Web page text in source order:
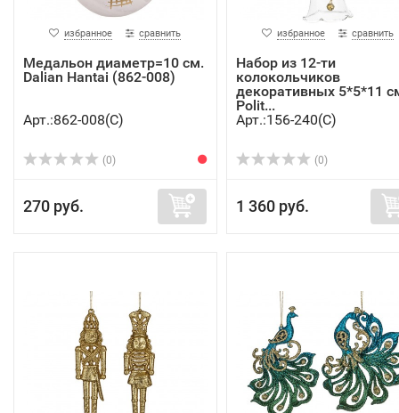
избранное сравнить
Медальон диаметр=10 см.
Dalian Hantai (862-008)
Арт.:862-008(C)
(0)
270 руб.
избранное сравнить
Набор из 12-ти
колокольчиков
декоративных 5*5*11
Polit...
Арт.:156-240(C)
(0)
1 360 руб.